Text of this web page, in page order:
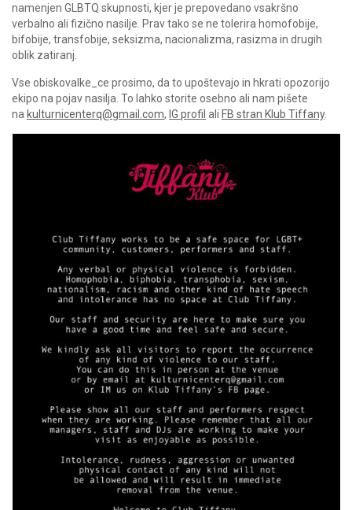
namenjen GLBTQ skupnosti, kjer je prepovedano vsakršno
verbalno ali fizično nasilje. Prav tako se ne tolerira homofobije,
bifobije, transfobije, seksizma, nacionalizma, rasizma in drugih
oblik zatiranj.
Vse obiskovalke_ce prosimo, da to upoštevajo in hkrati opozorijo
ekipo na pojav nasilja. To lahko storite osebno ali nam pišete
na kulturnicenterq@gmail.com, IG profil ali FB stran Klub Tiffany.